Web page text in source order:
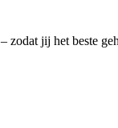
– zodat jij het beste